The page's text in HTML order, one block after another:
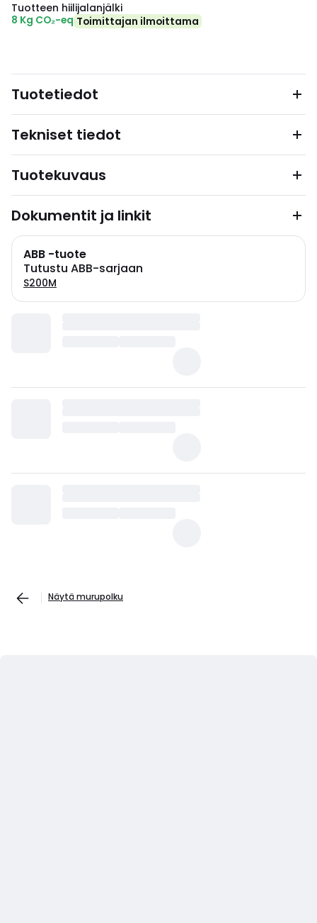
Tuotteen hiilijalanjälki
8 Kg CO₂-eq Toimittajan ilmoittama
Tuotetiedot
Tekniset tiedot
Tuotekuvaus
Dokumentit ja linkit
ABB -tuote
Tutustu ABB-sarjaan
S200M
Näytä murupolku